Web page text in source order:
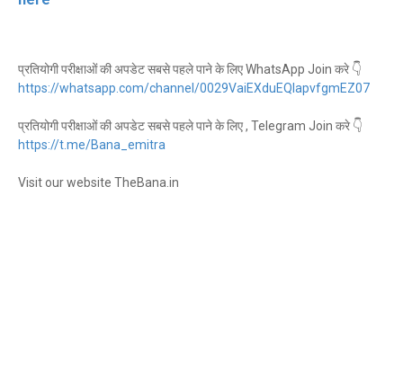
प्रतियोगी परीक्षाओं की अपडेट सबसे पहले पाने के लिए WhatsApp Join करे 👇
https://whatsapp.com/channel/0029VaiEXduEQIapvfgmEZ07
प्रतियोगी परीक्षाओं की अपडेट सबसे पहले पाने के लिए , Telegram Join करे 👇
https://t.me/Bana_emitra
Visit our website TheBana.in